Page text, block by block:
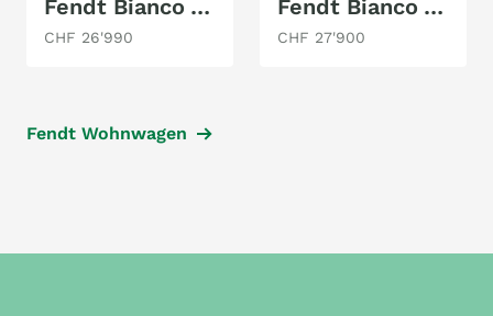
Fendt Bianco Activ 465 SFH
CHF 26'990
Fendt Bianco Activ 465 SGE/ 2024
CHF 27'900
Fendt Wohnwagen